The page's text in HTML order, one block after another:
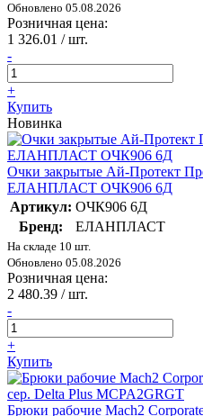
Обновлено 05.08.2026
Розничная цена:
1 326.01 / шт.
-
+
Купить
Новинка
Очки закрытые Ай-Протект
ЕЛАНПЛАСТ ОЧК906 6Д
Артикул: ОЧК906 6Д
Бренд:
ЕЛАНПЛАСТ
На складе 10 шт.
Обновлено 05.08.2026
Розничная цена:
2 480.39 / шт.
-
+
Купить
Брюки рабочие Mach2